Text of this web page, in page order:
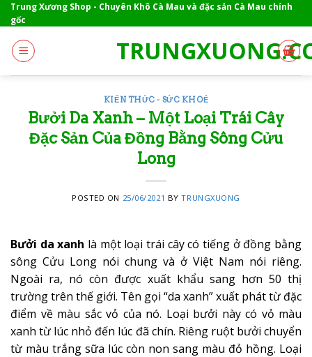
Skip
to
content
Trung Xương Shop - Chuyên Khô Cà Mau và đặc sản Cà Mau chính
gốc
KIẾN THỨC - SỨC KHOẺ
Bưởi Da Xanh – Một Loại Trái Cây
Đặc Sản Của Đồng Bằng Sông Cửu
Long
POSTED ON 25/06/2021 BYTRUNGXUONG
Bưởi da xanh là một loại trái cây có tiếng ở đồng bằng
sông Cửu Long nói chung và ở Việt Nam nói riêng.
Ngoài ra, nó còn được xuất khẩu sang hơn 50 thị
trường trên thế giới. Tên gọi “da xanh” xuất phát từ đặc
điểm về màu sắc vỏ của nó. Loại bưởi này có vỏ màu
xanh từ lúc nhỏ đến lúc đã chín. Riêng ruột bưởi chuyển
từ màu trắng sữa lúc còn non sang màu đỏ hồng. Loại